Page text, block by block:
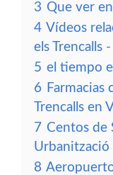
3 Que ver
4 Vídeos
els Trencalls
5 el tiempo
6 Farmacias
Trencalls en
7 Centos de
Urbanització
8